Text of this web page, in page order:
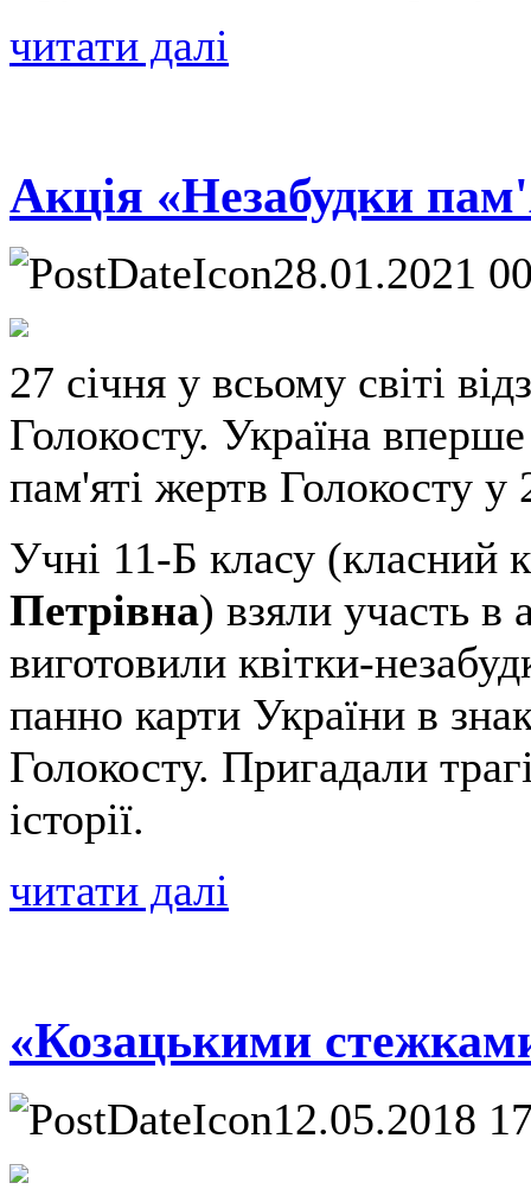
читати далі
Акція «Незабудки
28.01.2021
27 січня у всьому світі
Голокосту. Україна
пам'яті жертв Голокосту у
Учні 11-Б класу (класний
Петрівна) взяли участь в
виготовили квітки-
панно карти України в
Голокосту. Пригадали
історії.
читати далі
«Козацькими
12.05.2018